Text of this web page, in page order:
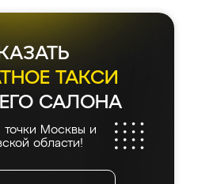
ТАКСИ
САЛОНА
точки Москвы и
области!